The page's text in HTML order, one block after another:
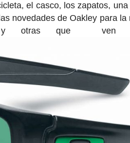
el casco, los zapatos,
novedades de Oakley para
y otras que